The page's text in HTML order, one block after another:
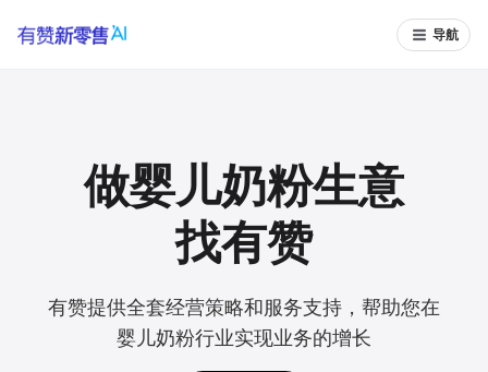
导航
做婴儿奶粉生意
找有赞
有赞提供全套经营策略和服务支持，帮助您在
婴儿奶粉行业实现业务的增长